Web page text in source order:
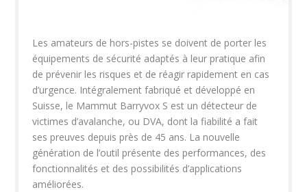
Les amateurs de hors-pistes se doivent de porter les
équipements de sécurité adaptés à leur pratique afin
de prévenir les risques et de réagir rapidement en cas
d’urgence. Intégralement fabriqué et développé en
Suisse, le Mammut Barryvox S est un détecteur de
victimes d’avalanche, ou DVA, dont la fiabilité a fait
ses preuves depuis près de 45 ans. La nouvelle
génération de l’outil présente des performances, des
fonctionnalités et des possibilités d’applications
améliorées.